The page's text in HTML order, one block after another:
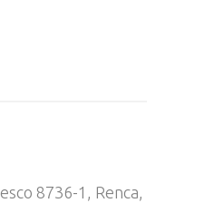
8736-1, Renca,